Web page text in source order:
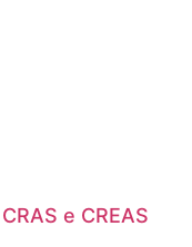
e CREAS